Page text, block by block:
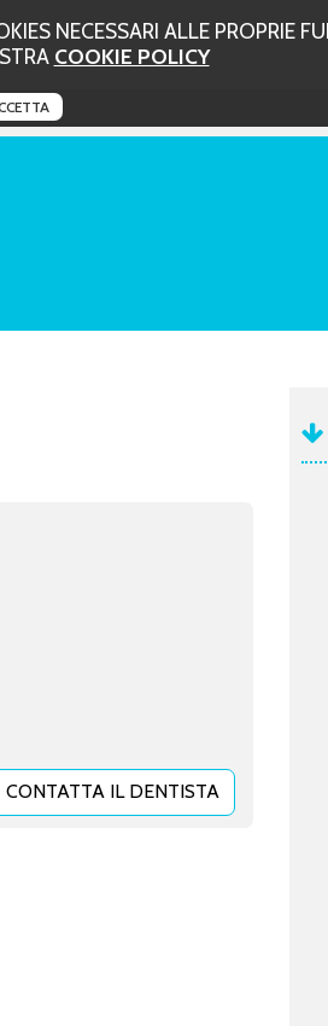
NECESSARI ALLE PROPRIE
COOKIE POLICY
CONTATTA IL DENTISTA